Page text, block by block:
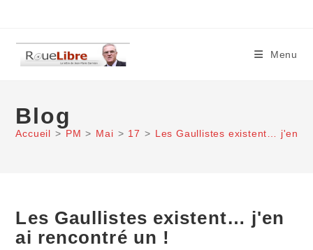
content
Menu
Blog
Accueil > PM > Mai > 17 > Les Gaullistes existent… j'en
Les Gaullistes existent… j'en
ai rencontré un !